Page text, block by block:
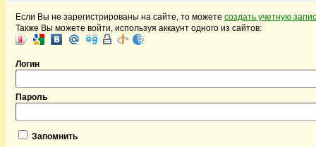
Если Вы не зарегистрированы на сайте, то можете создать учетную
Также Вы можете войти, используя аккаунт одного из сайтов:
Логин
Пароль
Запомнить